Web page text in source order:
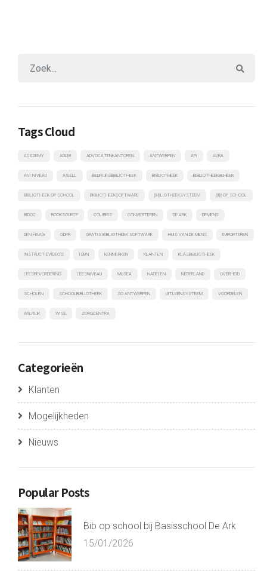
Tags Cloud
ACADEMY ADLIB ADVOCATENKANTOREN ANTWERPEN API AURA
AVI NIVEAU AXIELL BEDRIJFSBIBLIOTHEEK BIBLIOTHEEK BIBLIOTHEEKBEHEER
BIBLIOTHEEK OP SCHOOL BIBLIOTHEEKSOFTWARE BIBLIOTHEEKSYSTEEM BIB OP SCHOOL
BIDOC BOOKSOURCE COLIBRIS CONVERTEREN DE ARK DEMENS
DEN HAAG GDPR GRATIS BIBLIOTHEEK SOFTWARE HUIS VAN DE MENS IMPORTEREN
INSTRUCTIEVIDEO'S ISBN KENMERKEN KLANTEN KLASBIBLIOTHEEK
LEESBEVORDERING LEESNIVEAU MUSEA NADELEN NEDERLAND OVERHEID
SCHOLEN SCHOOLBIBLIOTHEEK SO ANTWERPEN UITLEENSYSTEEM VOORDELEN
WILRIJK WISE ZORGCENTRA
Categorieën
Klanten
Mogelijkheden
Nieuws
Popular Posts
Bib op school bij Basisschool De Ark
15/01/2026